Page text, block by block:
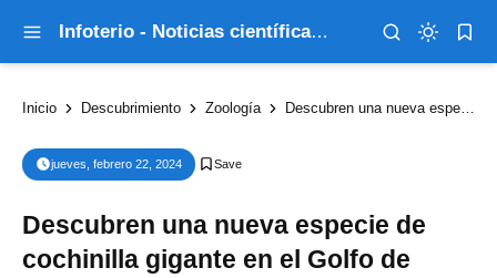
Infoterio - Noticias científicas que explican el mundo
Inicio Descubrimiento Zoología Descubren una nueva especie de cochinilla gigante en el Golfo de México
jueves, febrero 22, 2024
Descubren una nueva especie de
cochinilla gigante en el Golfo de